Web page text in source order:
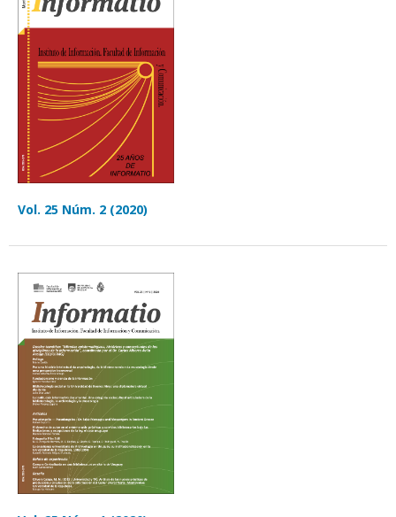
Vol. 25 Núm. 2 (2020)